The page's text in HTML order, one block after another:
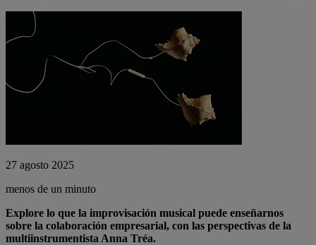
27 agosto 2025
menos de un minuto
Explore lo que la improvisación musical puede enseñarnos
sobre la colaboración empresarial, con las perspectivas de la
multiinstrumentista Anna Tréa.